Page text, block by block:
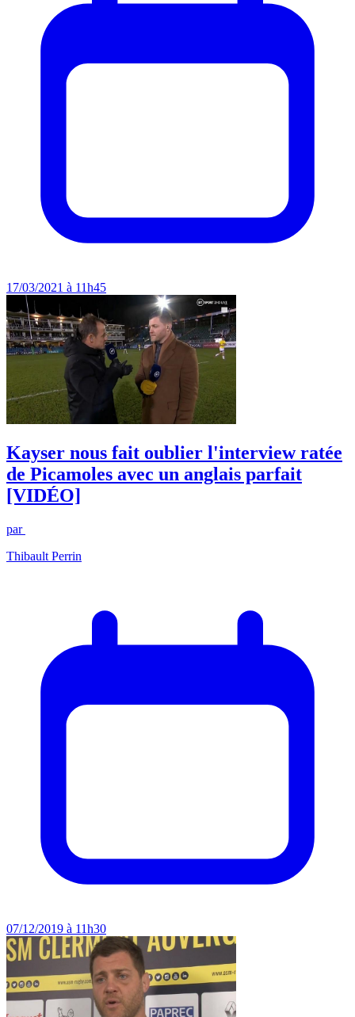
17/03/2021 à 11h45
Kayser nous fait oublier l'interview ratée
de Picamoles avec un anglais parfait
[VIDÉO]
par
Thibault Perrin
07/12/2019 à 11h30